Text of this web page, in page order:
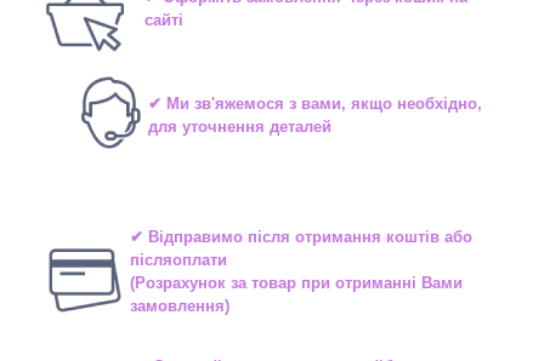
сайті
✔ Ми зв'яжемося з вами, якщо необхідно,
для уточнення деталей
✔ Відправимо після отримання коштів або
післяоплати
(Розрахунок за товар при отриманні Вами
замовлення)